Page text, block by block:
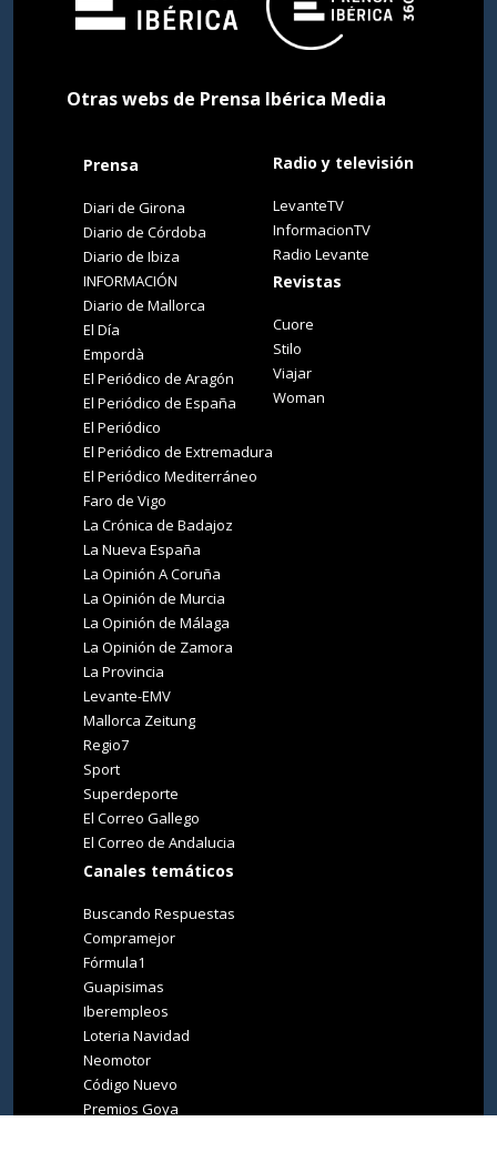
Otras webs de Prensa Ibérica Media
Prensa
Diari de Girona
Diario de Córdoba
Diario de Ibiza
INFORMACIÓN
Diario de Mallorca
El Día
Empordà
El Periódico de Aragón
El Periódico de España
El Periódico
El Periódico de Extremadura
El Periódico Mediterráneo
Faro de Vigo
La Crónica de Badajoz
La Nueva España
La Opinión A Coruña
La Opinión de Murcia
La Opinión de Málaga
La Opinión de Zamora
La Provincia
Levante-EMV
Mallorca Zeitung
Regio7
Sport
Superdeporte
El Correo Gallego
El Correo de Andalucia
Canales temáticos
Buscando Respuestas
Compramejor
Fórmula1
Guapisimas
Iberempleos
Loteria Navidad
Neomotor
Código Nuevo
Premios Goya
Radio y televisión
LevanteTV
InformacionTV
Radio Levante
Revistas
Cuore
Stilo
Viajar
Woman